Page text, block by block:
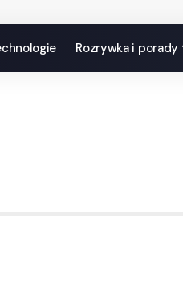
Rozrywka i porady